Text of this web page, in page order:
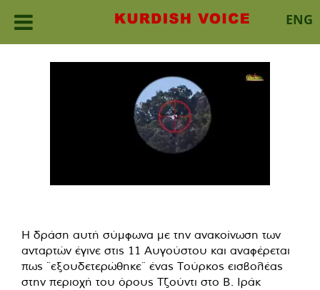
ENG
Η δράση αυτή σύμφωνα με την ανακοίνωση των
ανταρτών έγινε στις 11 Αυγούστου και αναφέρεται
πως ¨εξουδετερώθηκε¨ ένας Τούρκος εισβολέας
στην περιοχή του όρους Τζούντι στο Β. Ιράκ